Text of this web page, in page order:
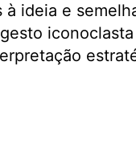
à ideia e